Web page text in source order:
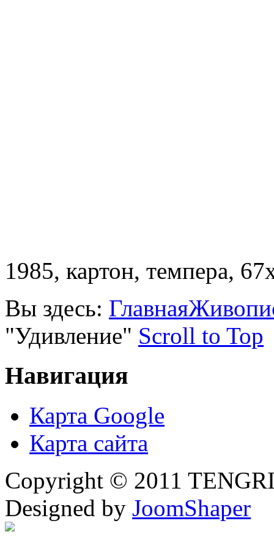
1985, картон, темпера,
Вы здесь: Главная
"Удивление" Scroll to Top
Навигация
Карта Google
Карта сайта
Copyright © 2011
Designed by JoomShaper